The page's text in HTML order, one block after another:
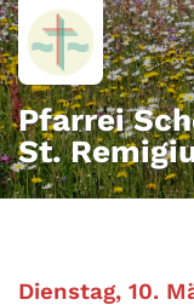
Zum Inhalt
Pfarrei
St.
Dienstag, 10.